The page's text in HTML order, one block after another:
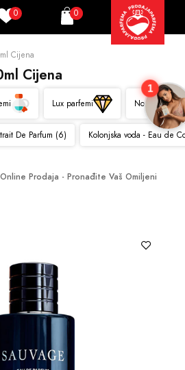
0 Korpa
0
Cijena
Cijena
Lux parfemi Novo
De Parfum (6) Kolonjska voda - Eau de
Prodaja - Pronađite Vaš Omiljeni
1